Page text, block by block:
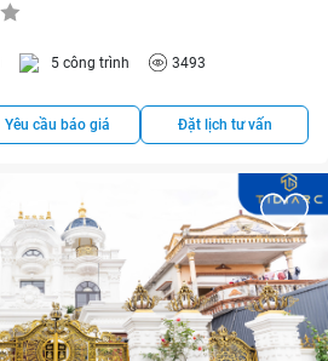
5 công trình
3493
Yêu cầu báo giá Đặt lịch tư vấn